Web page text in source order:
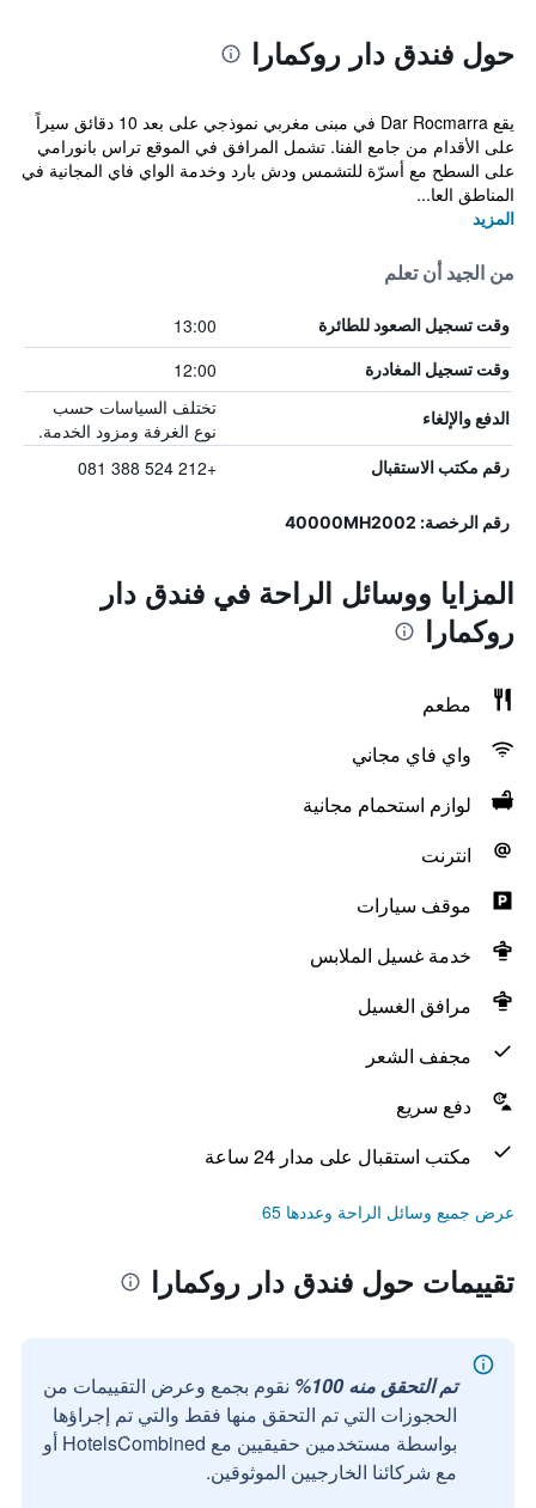
حول فندق دار روكمارا
يقع Dar Rocmarra في مبنى مغربي نموذجي على بعد 10 دقائق سيراً
على الأقدام من جامع الفنا. تشمل المرافق في الموقع تراس بانورامي
على السطح مع أسرّة للتشمس ودش بارد وخدمة الواي فاي المجانية في
المناطق العا...
المزيد
من الجيد أن تعلم
وقت تسجيل الصعود للطائرة 13:00
وقت تسجيل المغادرة 12:00
الدفع والإلغاء
تختلف السياسات حسب
نوع الغرفة ومزود الخدمة.
رقم مكتب الاستقبال +212 524 388 081
رقم الرخصة: 40000MH2002
المزايا ووسائل الراحة في فندق دار
روكمارا
مطعم
واي فاي مجاني
لوازم استحمام مجانية
انترنت
موقف سيارات
خدمة غسيل الملابس
مرافق الغسيل
مجفف الشعر
دفع سريع
مكتب استقبال على مدار 24 ساعة
عرض جميع وسائل الراحة وعددها 65
تقييمات حول فندق دار روكمارا
تم التحقق منه 100%
نقوم بجمع وعرض التقييمات من
الحجوزات التي تم التحقق منها فقط والتي تم إجراؤها
بواسطة مستخدمين حقيقيين مع HotelsCombined أو
مع شركائنا الخارجيين الموثوقين.